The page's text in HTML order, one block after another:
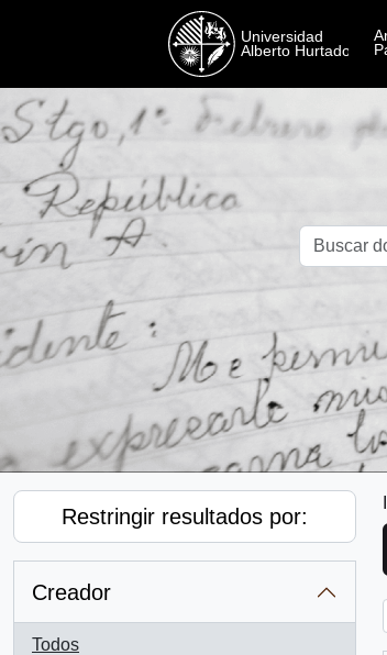
Restringir resultados por:
Creador
Todos